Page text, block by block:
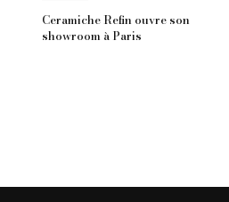
Ceramiche Refin ouvre son
showroom à Paris